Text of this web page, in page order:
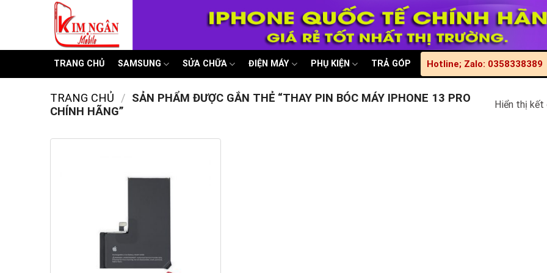
TRANG CHỦ SAMSUNG SỬA CHỮA ĐIỆN MÁY PHỤ KIỆN TRẢ GÓP Hotline; Zalo: 0358338389
TRANG CHỦ / SẢN PHẨM ĐƯỢC GẮN THẺ “THAY PIN BÓC MÁY IPHONE 13 PRO
CHÍNH HÃNG”
Hiển thị kết